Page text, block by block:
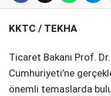
KKTC / TEKHA
Ticaret Bakanı Prof.
Cumhuriyeti’ne
önemli temaslarda